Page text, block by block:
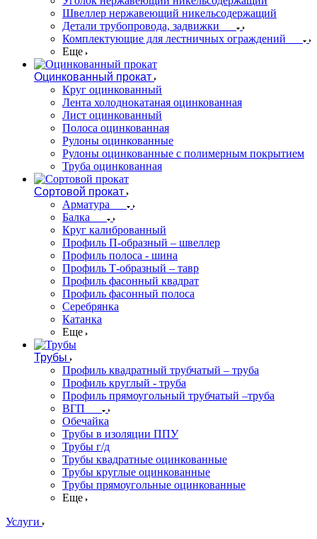
Швеллер нержавеющий никельсодержащий
Детали трубопровода, задвижки
Комплектующие для лестничных ограждений
Еще
Оцинкованный прокат
Круг оцинкованный
Лента холоднокатаная оцинкованная
Лист оцинкованный
Полоса оцинкованная
Рулоны оцинкованные
Рулоны оцинкованные с полимерным покрытием
Труба оцинкованная
Сортовой прокат
Арматура
Балка
Круг калиброванный
Профиль П-образный – швеллер
Профиль полоса - шина
Профиль Т-образный – тавр
Профиль фасонный квадрат
Профиль фасонный полоса
Серебрянка
Катанка
Еще
Трубы
Профиль квадратный трубчатый – труба
Профиль круглый - труба
Профиль прямоугольный трубчатый –труба
ВГП
Обечайка
Трубы в изоляции ППУ
Трубы г/д
Трубы квадратные оцинкованные
Трубы круглые оцинкованные
Трубы прямоугольные оцинкованные
Еще
Услуги